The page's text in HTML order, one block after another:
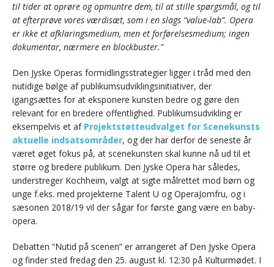
til tider at oprøre og opmuntre dem, til at stille spørgsmål, og til
at efterprøve vores værdisæt, som i en slags “value-lab”. Opera
er ikke et afklaringsmedium, men et forførelsesmedium; ingen
dokumentar, nærmere en blockbuster.”
Den Jyske Operas formidlingsstrategier ligger i tråd med den
nutidige bølge af publikumsudviklingsinitiativer, der
igangsættes for at eksponere kunsten bedre og gøre den
relevant for en bredere offentlighed. Publikumsudvikling er
eksempelvis et af Projektstøtteudvalget for Scenekunsts
aktuelle indsatsområder, og der har derfor de seneste år
været øget fokus på, at scenekunsten skal kunne nå ud til et
større og bredere publikum. Den Jyske Opera har således,
understreger Kochheim, valgt at sigte målrettet mod børn og
unge f.eks. med projekterne Talent U og OperaJomfru, og i
sæsonen 2018/19 vil der sågar for første gang være en baby-
opera.
Debatten “Nutid på scenen” er arrangeret af Den Jyske Opera
og finder sted fredag den 25. august kl. 12:30 på Kulturmødet. I